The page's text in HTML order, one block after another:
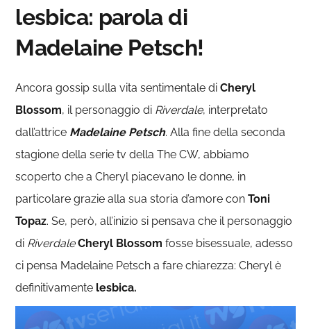
lesbica: parola di
Madelaine Petsch!
Ancora gossip sulla vita sentimentale diCheryl
Blossom, il personaggio di Riverdale, interpretato
dall’attrice Madelaine Petsch. Alla fine della seconda
stagione della serie tv della The CW, abbiamo
scoperto che a Cheryl piacevano le donne, in
particolare grazie alla sua storia d’amore conToni
Topaz. Se, però, all’inizio si pensava che il personaggio
di Riverdale Cheryl Blossom fosse bisessuale, adesso
ci pensa Madelaine Petsch a fare chiarezza: Cheryl è
definitivamente lesbica.